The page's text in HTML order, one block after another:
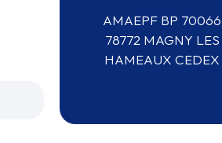
AMAEPF BP 70066
78772 MAGNY LES
HAMEAUX CEDEX